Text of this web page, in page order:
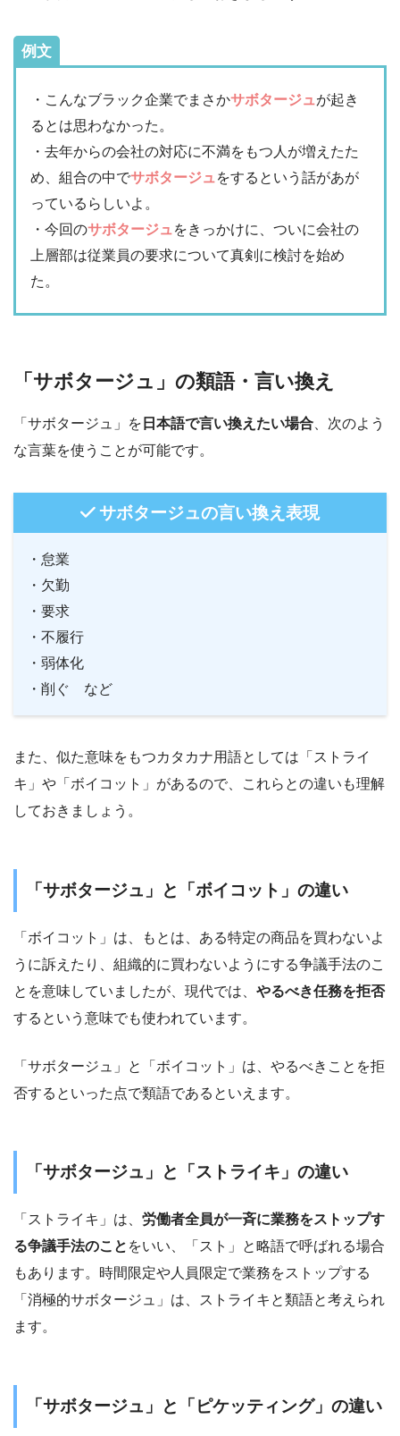
例文
・こんなブラック企業でまさかサボタージュが起き
るとは思わなかった。
・去年からの会社の対応に不満をもつ人が増えたた
め、組合の中でサボタージュ をするという話があが
っているらしいよ。
・今回のサボタージュ をきっかけに、ついに会社の
上層部は従業員の要求について真剣に検討を始め
た。
「サボタージュ」の類語・言い換え
「サボタージュ」を 日本語で言い換えたい場合 、次のよう
な言葉を使うことが可能です。
サボタージュの言い換え表現
・怠業
・欠勤
・要求
・不履行
・弱体化
・削ぐ など
また、似た意味をもつカタカナ用語としては「ストライ
キ」や「ボイコット」があるので、これらとの違いも理解
しておきましょう。
「サボタージュ」と「ボイコット」の違い
「ボイコット」は、もとは、ある特定の商品を買わないよ
うに訴えたり、組織的に買わないようにする争議手法のこ
とを意味していましたが、現代では、 やるべき任務を拒否
するという意味でも使われています。
「サボタージュ」と「ボイコット」は、やるべきことを拒
否するといった点で類語であるといえます。
「サボタージュ」と「ストライキ」の違い
「ストライキ」は、 労働者全員が一斉に業務をストップす
る争議手法のこと をいい、「スト」と略語で呼ばれる場合
もあります。時間限定や人員限定で業務をストップする
「消極的サボタージュ」は、ストライキと類語と考えられ
ます。
「サボタージュ」と「ピケッティング」の違い